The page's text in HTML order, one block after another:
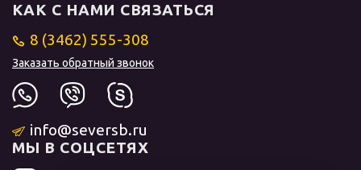
КАК С НАМИ СВЯЗАТЬСЯ
8 (3462) 555-308
Заказать обратный звонок
info@seversb.ru
МЫ В СОЦСЕТЯХ